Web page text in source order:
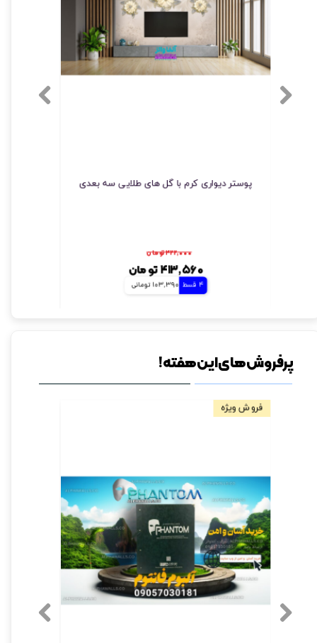
پوستر دیواری کرم با گل های طلایی سه بعدی
۴۲۲,۰۰۰ تومان
۴۱۳,۵۶۰ تومان
4 قسط 103,390 تومانی
پرفروش های این هفته!
فروش ویژه